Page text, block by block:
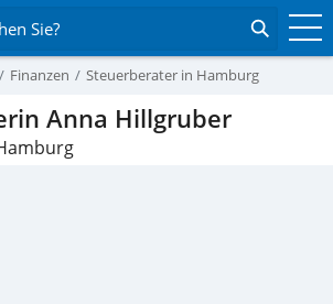
Sie?
Finanzen Steuerberater in Hamburg
Anna Hillgruber